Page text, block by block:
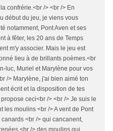
confrérie.<br /> <br /> En
début du jeu, je viens vous
notamment, Pont Aven et ses
à fêter, les 20 ans de Temps
m'y associer. Mais le jeu est
lieu à de brillants poèmes.<br
luc, Muriel et Marylène pour vos
/> Marylène, j'ai bien aimé ton
écrit et la disposition de tes
ceci<br /> <br /> Je suis le
les moulins <br /> A vent de Pont
<br /> qui cancanent,
<br /> des moulins qui